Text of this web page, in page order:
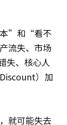
本”和“看不
流失、市场
失、核心人
）加
就可能失去